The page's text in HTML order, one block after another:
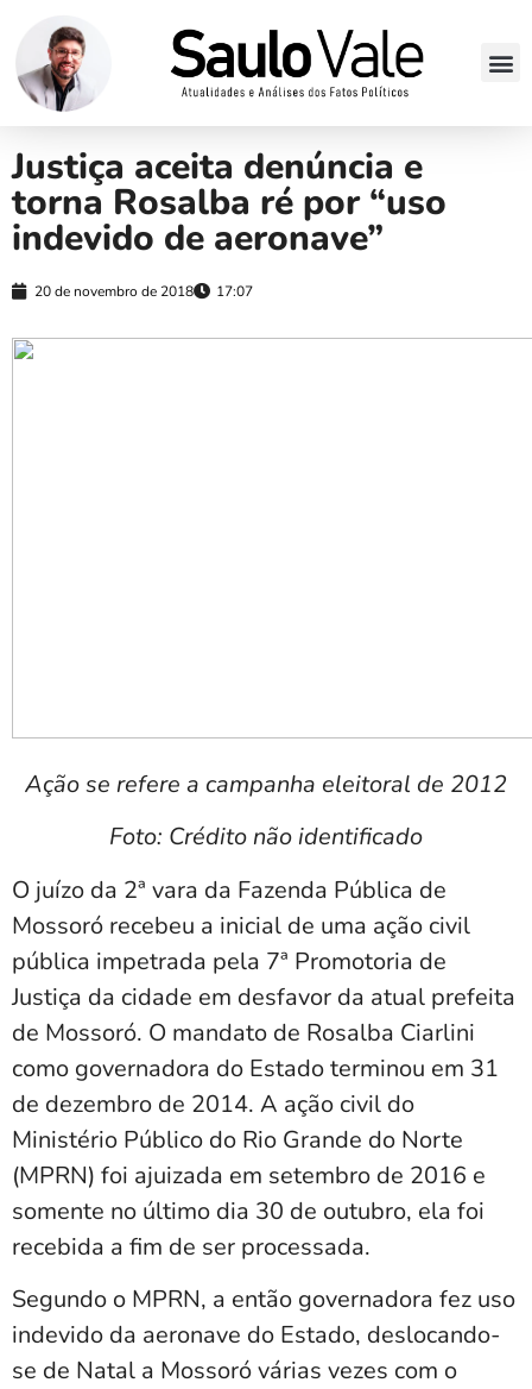
Justiça aceita denúncia e
torna Rosalba ré por “uso
indevido de aeronave”
20 de novembro de 2018 17:07
Ação se refere a campanha eleitoral de 2012
Foto: Crédito não identificado
O juízo da 2ª vara da Fazenda Pública de
Mossoró recebeu a inicial de uma ação civil
pública impetrada pela 7ª Promotoria de
Justiça da cidade em desfavor da atual prefeita
de Mossoró. O mandato de Rosalba Ciarlini
como governadora do Estado terminou em 31
de dezembro de 2014. A ação civil do
Ministério Público do Rio Grande do Norte
(MPRN) foi ajuizada em setembro de 2016 e
somente no último dia 30 de outubro, ela foi
recebida a fim de ser processada.
Segundo o MPRN, a então governadora fez uso
indevido da aeronave do Estado, deslocando-
se de Natal a Mossoró várias vezes com o